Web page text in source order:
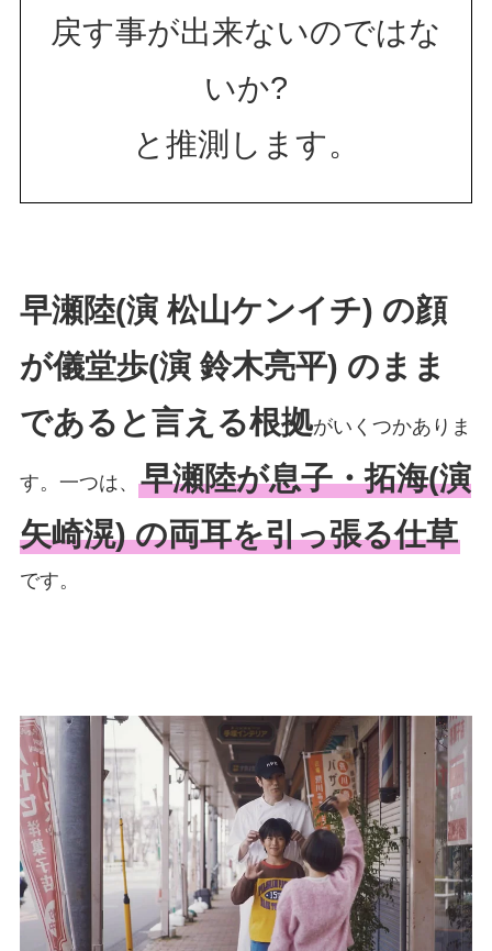
戻す事が出来ないのではな
いか?
と推測します。
早瀬陸(演 松山ケンイチ) の顔
が儀堂歩(演 鈴木亮平) のまま
であると言える根拠がいくつかありま
す。一つは、 早瀬陸が息子・拓海(演
矢崎滉) の両耳を引っ張る仕草
です。